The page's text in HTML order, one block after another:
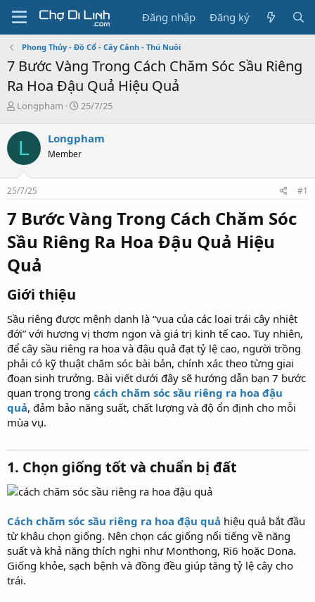
Đăng nhập Đăng ký
Phong Thủy - Đồ Cổ - Cây Cảnh - Thú Nuôi
7 Bước Vàng Trong Cách Chăm Sóc Sầu Riêng
Ra Hoa Đậu Quả Hiệu Quả
T
r
e
a
d
s
t
t
e
r
Longpham
N
y
g
i
25/7/25
L Longpham
Member
25/7/25 #1
7 Bước Vàng Trong Cách Chăm Sóc
Sầu Riêng Ra Hoa Đậu Quả Hiệu
Quả​
Giới thiệu​
Sầu riêng được mệnh danh là “vua của các loại trái cây nhiệt
đới” với hương vị thơm ngon và giá trị kinh tế cao. Tuy nhiên,
để cây sầu riêng ra hoa và đậu quả đạt tỷ lệ cao, người trồng
phải có kỹ thuật chăm sóc bài bản, chính xác theo từng giai
đoạn sinh trưởng. Bài viết dưới đây sẽ hướng dẫn bạn 7 bước
quan trọng trong cách chăm sóc sầu riêng ra hoa đậu
quả, đảm bảo năng suất, chất lượng và độ ổn định cho mỗi
mùa vụ.
1. Chọn giống tốt và chuẩn bị đất​
Cách chăm sóc sầu riêng ra hoa đậu quả hiệu quả bắt đầu
từ khâu chọn giống. Nên chọn các giống nổi tiếng về năng
suất và khả năng thích nghi như Monthong, Ri6 hoặc Dona.
Giống khỏe, sạch bệnh và đồng đều giúp tăng tỷ lệ cây cho
trái.